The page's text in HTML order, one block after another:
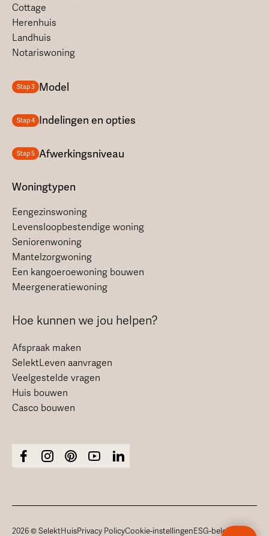
Cottage
Herenhuis
Landhuis
Notariswoning
Stap 3 Model
Stap 4 Indelingen en opties
Stap 5 Afwerkingsniveau
Woningtypen
Eengezinswoning
Levensloopbestendige woning
Seniorenwoning
Mantelzorgwoning
Een kangoeroewoning bouwen
Meergeneratiewoning
Hoe kunnen we jou helpen?
Afspraak maken
SelektLeven aanvragen
Veelgestelde vragen
Huis bouwen
Casco bouwen
2026 © SelektHuisPrivacy PolicyCookie-instellingenESG-beleid